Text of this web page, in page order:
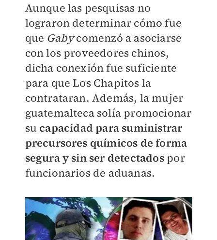
Aunque las pesquisas no
lograron determinar cómo fue
que Gabycomenzó a asociarse
con los proveedores chinos,
dicha conexión fue suficiente
para que Los Chapitos la
contrataran. Además, la mujer
guatemalteca solía promocionar
su capacidad para suministrar
precursores químicos de forma
segura y sin ser detectados por
funcionarios de aduanas.